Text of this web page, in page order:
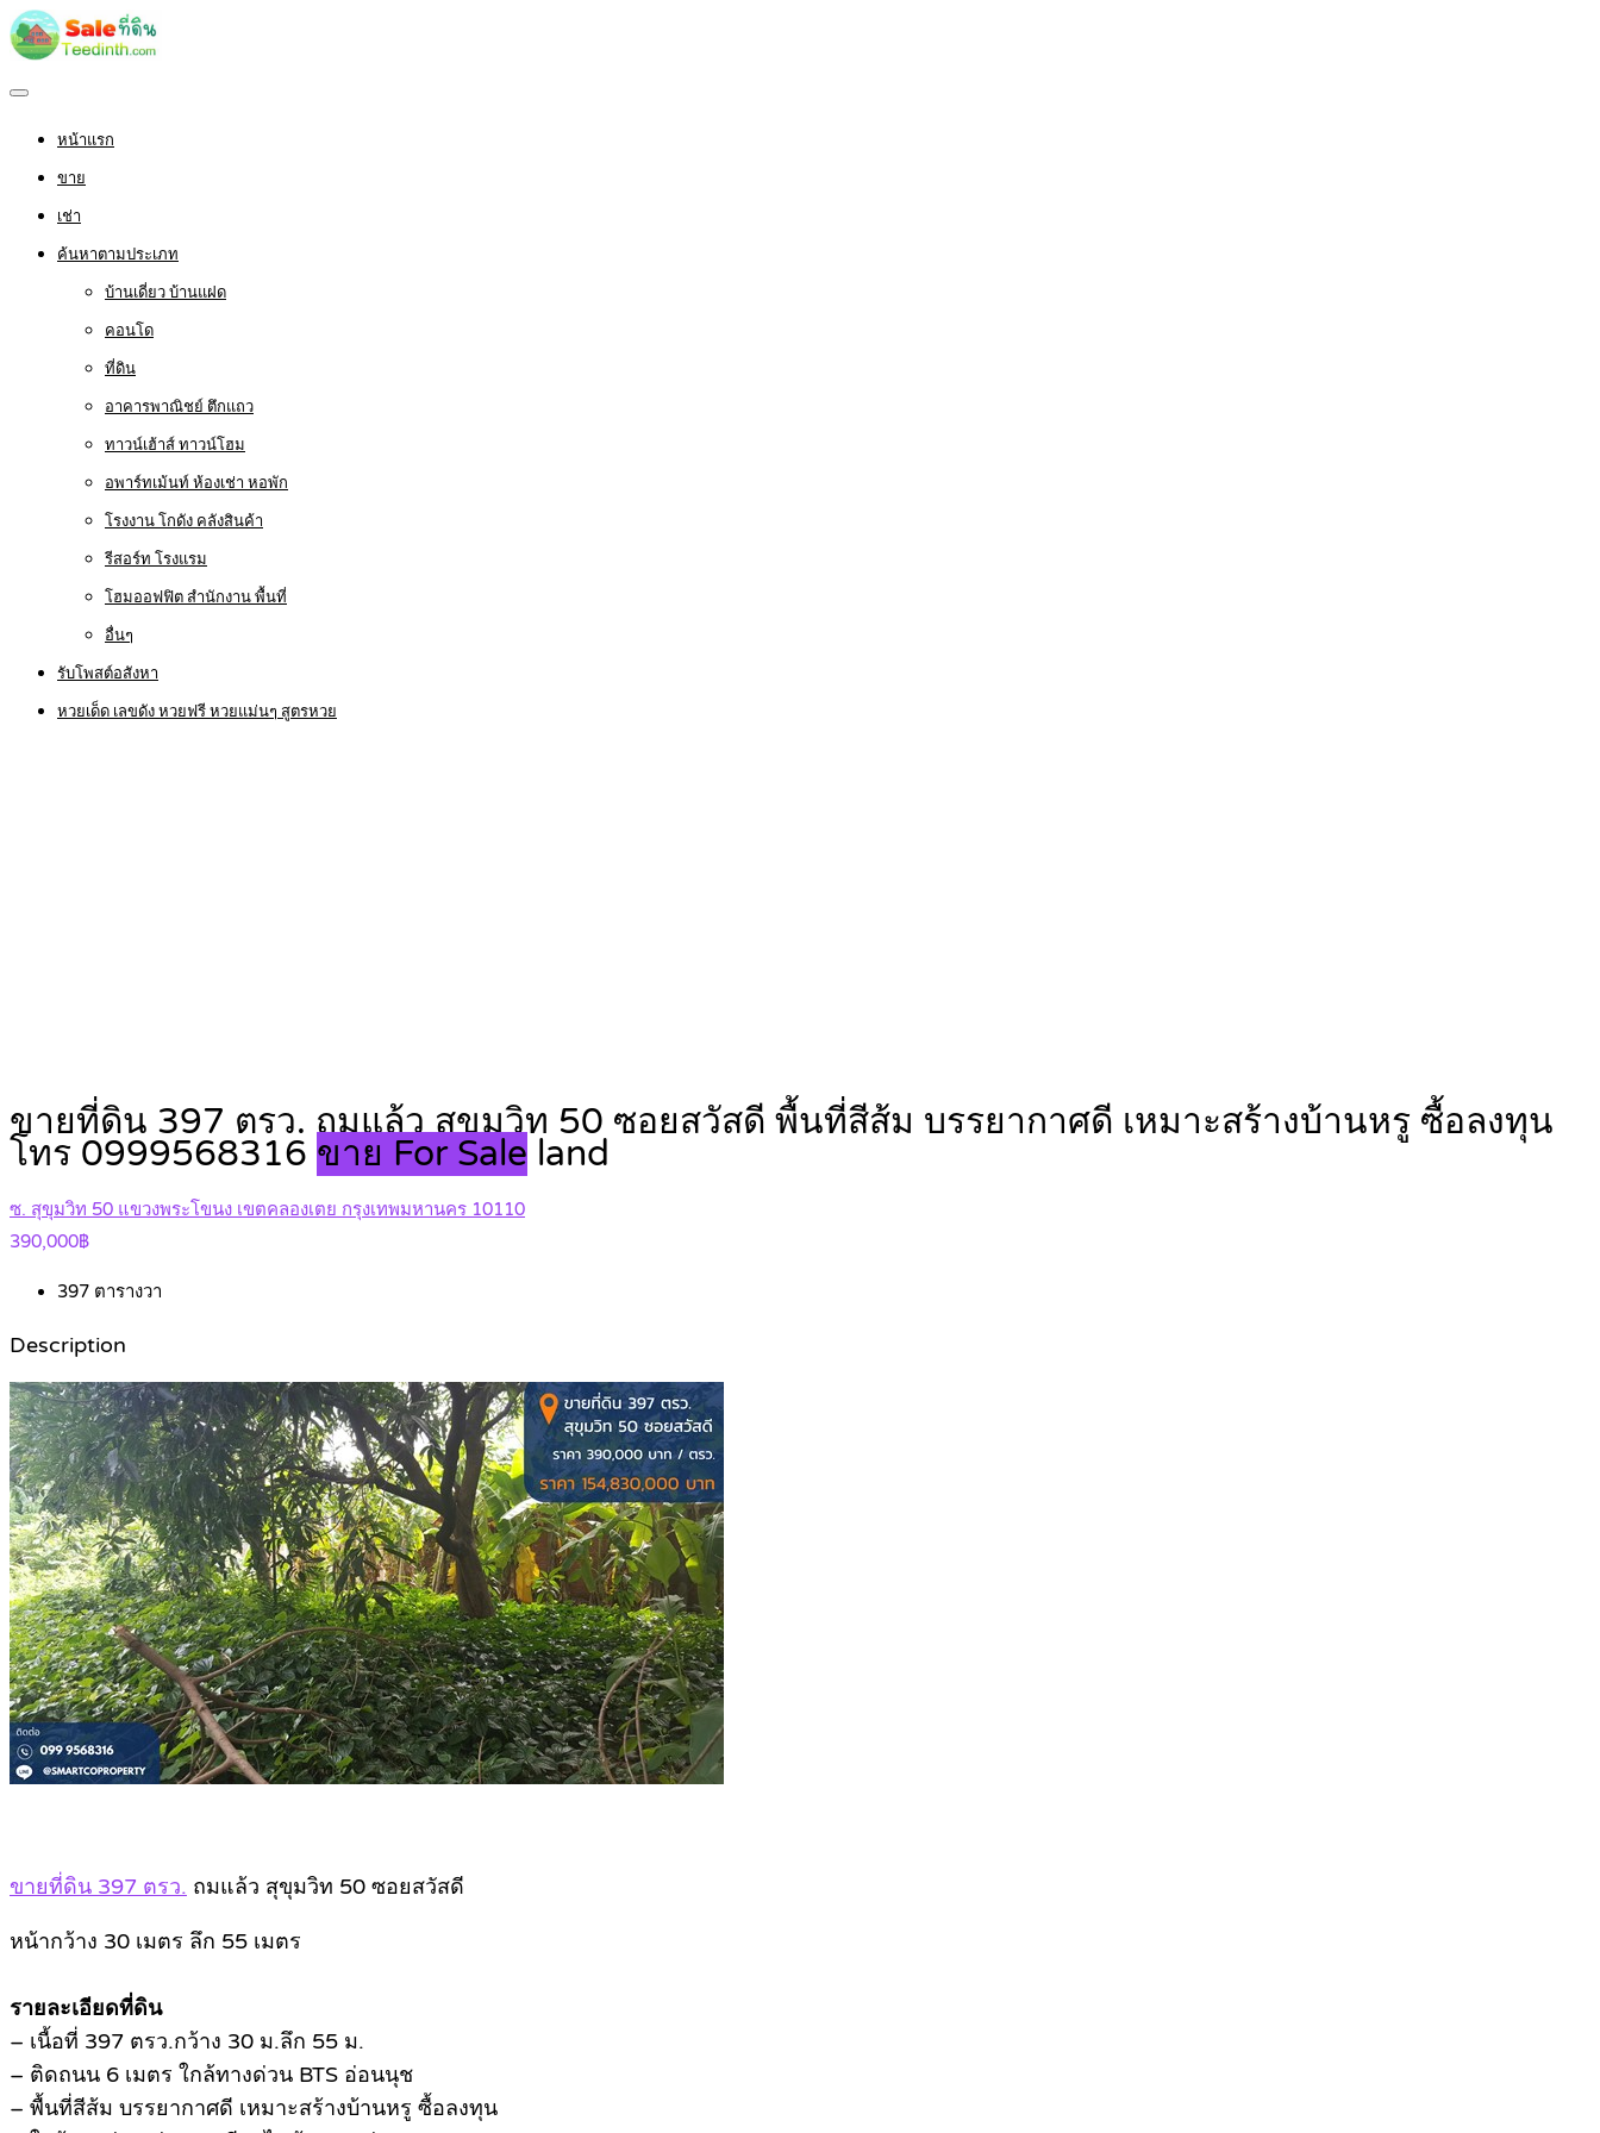
หน้าแรก
ขาย
เช่า
ค้นหาตามประเภท
บ้านเดี่ยว บ้านแฝด
คอนโด
ที่ดิน
อาคารพาณิชย์ ตึกแถว
ทาวน์เฮ้าส์ ทาวน์โฮม
อพาร์ทเม้นท์ ห้องเช่า หอพัก
โรงงาน โกดัง คลังสินค้า
รีสอร์ท โรงแรม
โฮมออฟฟิต สำนักงาน พื้นที่
อื่นๆ
รับโพสต์อสังหา
หวยเด็ด เลขดัง หวยฟรี หวยแม่นๆ สูตรหวย
ขายที่ดิน 397 ตรว. ถมแล้ว สุขุมวิท 50 ซอยสวัสดี พื้นที่สีส้ม บรรยากาศดี เหมาะสร้างบ้านหรู ซื้อลงทุน
โทร 0999568316 ขาย For Sale land
ซ. สุขุมวิท 50 แขวงพระโขนง เขตคลองเตย กรุงเทพมหานคร 10110
390,000฿
397 ตารางวา
Description
ขายที่ดิน 397 ตรว. ถมแล้ว สุขุมวิท 50 ซอยสวัสดี
หน้ากว้าง 30 เมตร ลึก 55 เมตร
รายละเอียดที่ดิน
– เนื้อที่ 397 ตรว.กว้าง 30 ม.ลึก 55 ม.
– ติดถนน 6 เมตร ใกล้ทางด่วน BTS อ่อนนุช
– พื้นที่สีส้ม บรรยากาศดี เหมาะสร้างบ้านหรู ซื้อลงทุน